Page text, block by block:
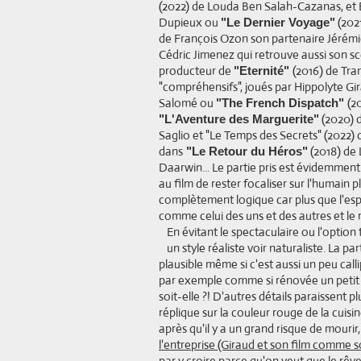
(2022) de Louda Ben Salah-Cazanas,
Dupieux ou "Le Dernier Voyage"
de François Ozon son partenaire
Cédric Jimenez qui retrouve aussi son
producteur de "Eternité" (2016) de
"compréhensifs", joués par Hippolyte
Salomé ou "The French Dispatch"
"L'Aventure des Marguerite" (2020)
Saglio et "Le Temps des Secrets"
dans "Le Retour du Héros" (2018)
Daarwin... Le partie pris est
au film de rester focaliser sur l'humain
complètement logique car plus que
comme celui des uns et des autres et
En évitant le spectaculaire ou
un style réaliste voir naturaliste. La
plausible même si c'est aussi un peu
par exemple comme si rénovée un
soit-elle ?! D'autres détails paraissent
réplique sur la couleur rouge de la
après qu'il y a un grand risque de
l'entreprise (Giraud et son film comme